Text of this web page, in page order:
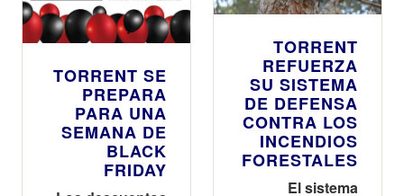
TORRENT SE
PREPARA
PARA UNA
SEMANA DE
BLACK
FRIDAY
TORRENT
REFUERZA
SU SISTEMA
DE DEFENSA
CONTRA LOS
INCENDIOS
FORESTALES
El sistema